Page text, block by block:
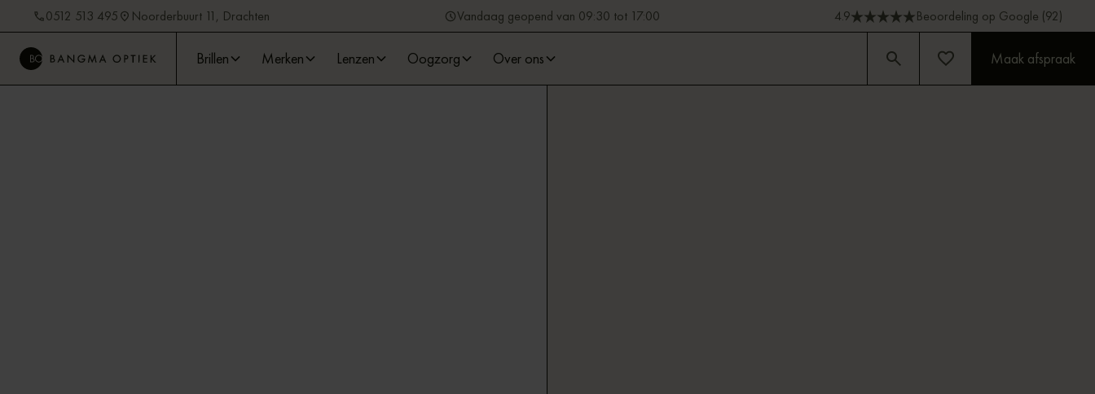
0512 513 495 Noorderbuurt 11, Drachten Vandaag geopend van 09:30 tot 17:00 4.9 Beoordeling op Google (92)
Brillen Merken Lenzen Oogzorg Over ons Maak afspraak